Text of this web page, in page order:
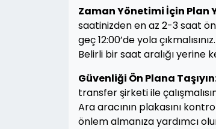
Zaman Yönetimi İçin Plan
saatinizden en az 2-3 saat
geç 12:00’de yola
Belirli bir saat aralığı
Güvenliği Ön Plana
transfer şirketi ile
Ara aracının plakasını
önlem almanıza yardımcı